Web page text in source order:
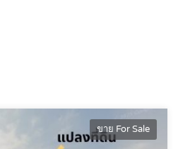
ขาย For Sale